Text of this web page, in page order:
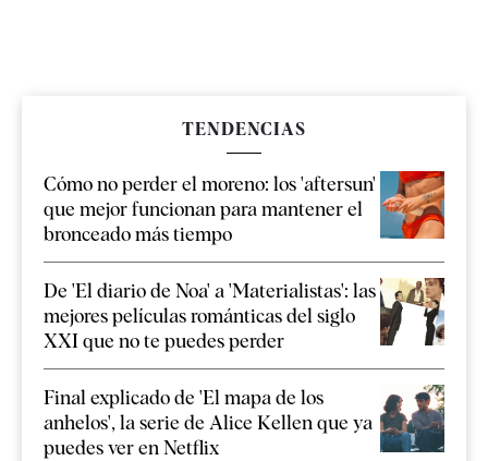
TENDENCIAS
Cómo no perder el moreno: los 'aftersun'
que mejor funcionan para mantener el
bronceado más tiempo
De 'El diario de Noa' a 'Materialistas': las
mejores películas románticas del siglo
XXI que no te puedes perder
Final explicado de 'El mapa de los
anhelos', la serie de Alice Kellen que ya
puedes ver en Netflix